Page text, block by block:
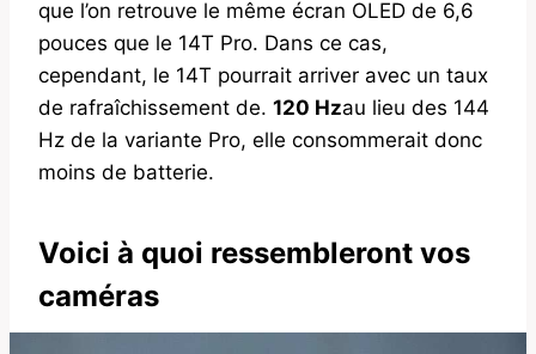
que l’on retrouve le même écran OLED de 6,6
pouces que le 14T Pro. Dans ce cas,
cependant, le 14T pourrait arriver avec un taux
de rafraîchissement de. 120 Hzau lieu des 144
Hz de la variante Pro, elle consommerait donc
moins de batterie.
Voici à quoi ressembleront vos
caméras